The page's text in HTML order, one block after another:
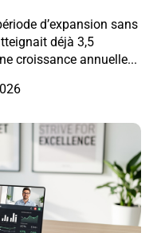
d’expansion sans
déjà 3,5
croissance annuelle...